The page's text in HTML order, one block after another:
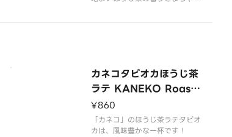
です。穏やかな風味と心温まる雰
カネコタピオカほうじ茶
ラテ KANEKO Roaste
d Tea Latte
¥860
「カネコ」のほうじ茶ラテタピオ
カは、風味豊かな一杯です！